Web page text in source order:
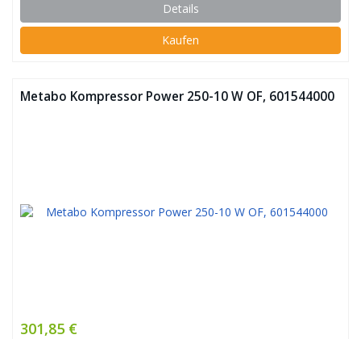
Details
Kaufen
Metabo Kompressor Power 250-10 W OF, 601544000
301,85 €